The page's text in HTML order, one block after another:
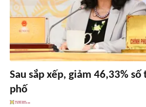
Sau sắp xếp, giảm 46,33%
phố